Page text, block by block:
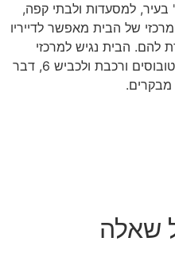
בעיר, למסעדות ולבתי קפה,
של הבית מאפשר לדייריו
להם. הבית נגיש למרכזי
קניות ובילוי וכן לתחנות מוניות, אוטובוסים ורכבת ולכביש 6, דבר
שאלה